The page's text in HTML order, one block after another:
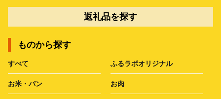
返礼品を探す
ものから探す
すべて ふるラボオリジナル
お米・パン お肉